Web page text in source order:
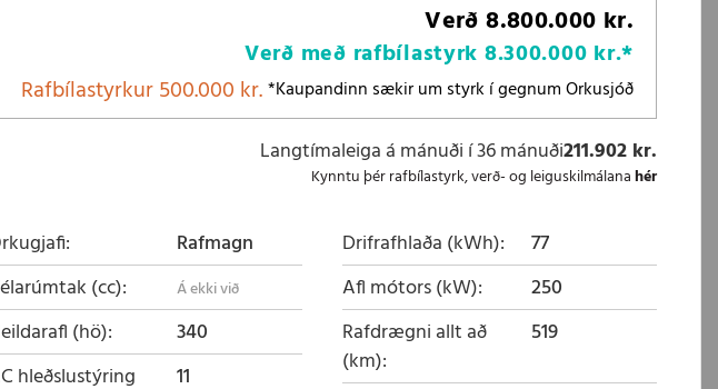
Verð8.800.000 kr.
Verð með rafbílastyrk 8.300.000 kr.*
Rafbílastyrkur500.000 kr.*Kaupandinn sækir um styrk í gegnum Orkusjóð
Langtímaleiga á mánuði í 36 mánuði211.902 kr.
Kynntu þér rafbílastyrk, verð- og leiguskilmálanahér
Rafmagn
(cc)
(hö)
340
hleðslustýring
11
Drifrafhlaða (kWh)
77
Afl mótors (kW)
250
Rafdrægni allt að
(km)
519